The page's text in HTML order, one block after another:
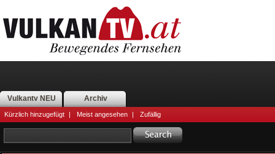
Vulkantv NEU Archiv
Kürzlich hinzugefügt | Meist angesehen | Zufällig